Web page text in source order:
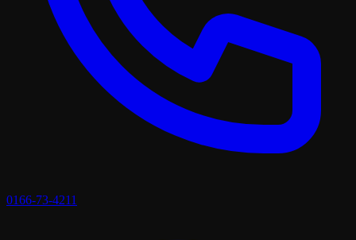
0166-73-4211